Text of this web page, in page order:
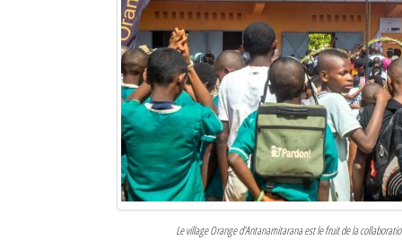
Le village Orange d’Antanamitarana est le fruit de la